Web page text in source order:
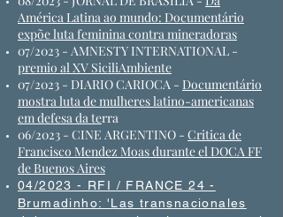
América Latina ao mundo: Documentário
expõe luta feminina contra mineradoras
07/2023 - AMNESTY INTERNATIONAL -
premio al XV SiciliAmbiente
07/2023 - DIARIO CARIOCA - Documentário
mostra luta de mulheres latino-americanas
em defesa da terra
06/2023 - CINE ARGENTINO - Critica de
Francisco Mendez Moas durante el DOCA FF
de Buenos Aires
04/2023 - RFI / FRANCE 24 -
Brumadinho: 'Las transnacionales